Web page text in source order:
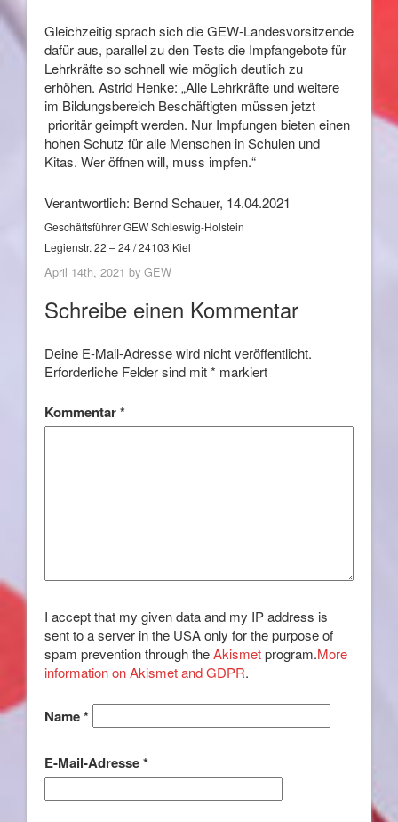
Gleichzeitig sprach sich die GEW-Landesvorsitzende
dafür aus, parallel zu den Tests die Impfangebote für
Lehrkräfte so schnell wie möglich deutlich zu
erhöhen. Astrid Henke: „Alle Lehrkräfte und weitere
im Bildungsbereich Beschäftigten müssen jetzt
prioritär geimpft werden. Nur Impfungen bieten einen
hohen Schutz für alle Menschen in Schulen und
Kitas. Wer öffnen will, muss impfen.“
Verantwortlich: Bernd Schauer, 14.04.2021
Geschäftsführer GEW Schleswig-Holstein
Legienstr. 22 – 24 / 24103 Kiel
April 14th, 2021 by GEW
Schreibe einen Kommentar
Deine E-Mail-Adresse wird nicht veröffentlicht.
Erforderliche Felder sind mit* markiert
Kommentar*
I accept that my given data and my IP address is
sent to a server in the USA only for the purpose of
spam prevention through theAkismetprogram.More
information on Akismet and GDPR.
Name*
E-Mail-Adresse*